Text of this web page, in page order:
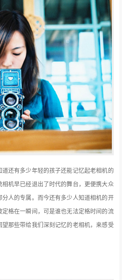
还有多少年轻的孩子还能记忆起老相机的
机早已经退出了时代的舞台，更便携大众
人的专属。而今还有多少人知道相机的开
格在一瞬间，可是谁也无法定格时间的流
那些带给我们深刻记忆的老相机，来感受